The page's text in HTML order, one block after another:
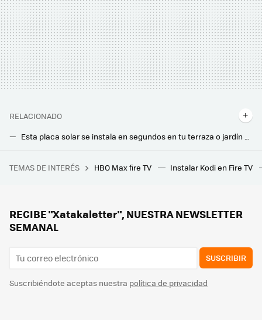
RELACIONADO
Esta placa solar se instala en segundos en tu terraza o jardín sin obras: consigue tu propia electricidad y ahorra en las facturas
Leroy Merlin tiene este calefactor con forma de altavoz que es perfecto para tener la mejor temperatura en casa
Japón lleva más de 4.000 años comiendo el pescado venenoso que casi acaba con Los Simpson. Así fue como se convirtió en un plato legendario
TEMAS DE INTERÉS HBO Max fire TV Instalar Kodi en Fire TV
RECIBE "Xatakaletter", NUESTRA NEWSLETTER
SEMANAL
SUSCRIBIR
Suscribiéndote aceptas nuestra política de privacidad